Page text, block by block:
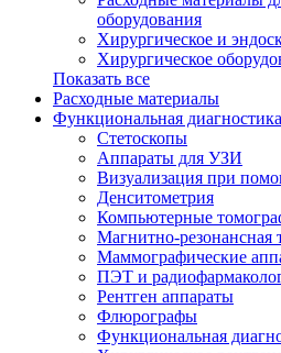
оборудования
Хирургическое и
Хирургическое
Показать все
Расходные материалы
Функциональная диагностика
Cтетоскопы
Аппараты для УЗИ
Визуализация при
Денситометрия
Компьютерные
Магнитно-резонансная
Маммографические
ПЭТ и
Рентген аппараты
Флюрографы
Функциональная